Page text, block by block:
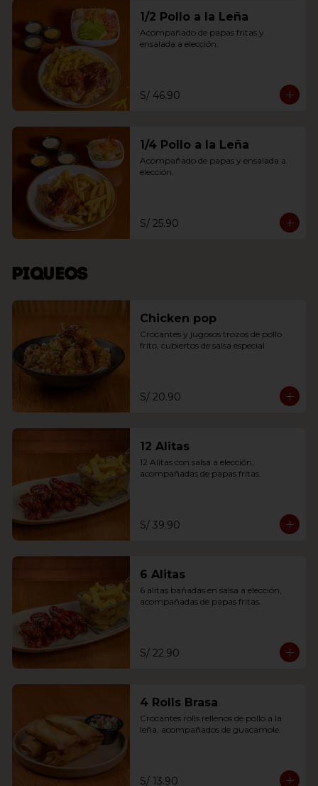
1/2 Pollo a la Leña
Acompañado de papas fritas y
ensalada a elección.
S/ 46.90
1/4 Pollo a la Leña
Acompañado de papas y ensalada a
elección.
S/ 25.90
Piqueos
Chicken pop
Crocantes y jugosos trozos de pollo
frito, cubiertos de salsa especial.
S/ 20.90
12 Alitas
12 Alitas con salsa a elección,
acompañadas de papas fritas.
S/ 39.90
6 Alitas
6 alitas bañadas en salsa a elección,
acompañadas de papas fritas.
S/ 22.90
4 Rolls Brasa
Crocantes rolls rellenos de pollo a la
leña, acompañados de guacamole.
S/ 13.90